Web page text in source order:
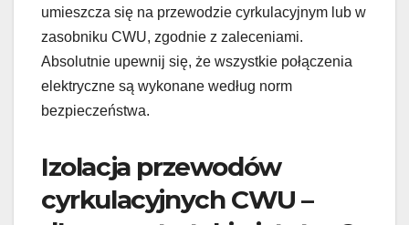
umieszcza się na przewodzie cyrkulacyjnym lub w
zasobniku CWU, zgodnie z zaleceniami.
Absolutnie upewnij się, że wszystkie połączenia
elektryczne są wykonane według norm
bezpieczeństwa.
Izolacja przewodów
cyrkulacyjnych CWU –